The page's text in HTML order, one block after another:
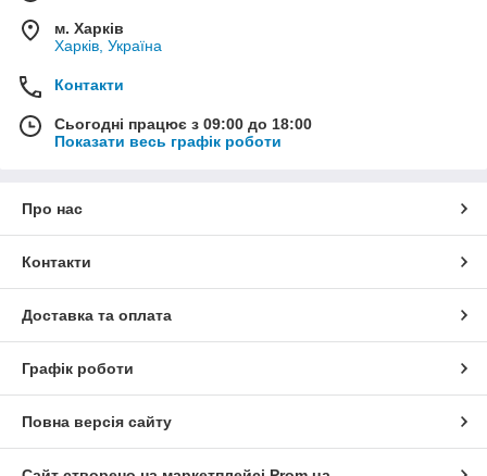
м. Харків
Харків, Україна
Контакти
Сьогодні працює з 09:00 до 18:00
Показати весь графік роботи
Про нас
Контакти
Доставка та оплата
Графік роботи
Повна версія сайту